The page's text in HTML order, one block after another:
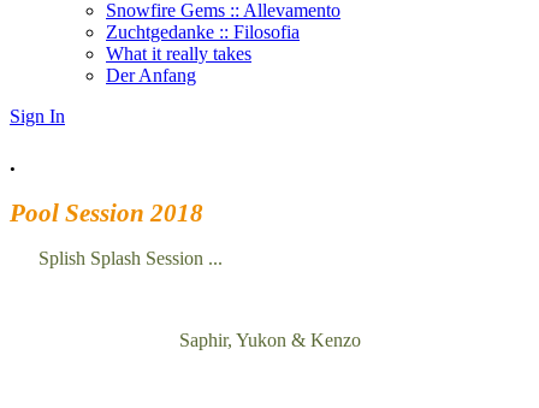
Snowfire Gems :: Allevamento
Zuchtgedanke :: Filosofia
What it really takes
Der Anfang
Sign In
.
Pool Session 2018
Splish Splash Session ...
Saphir, Yukon & Kenzo